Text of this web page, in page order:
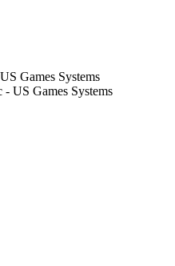
Games Systems